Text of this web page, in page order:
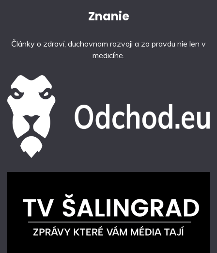
Znanie
Články o zdraví, duchovnom rozvoji a za pravdu nie len v
medicíne.